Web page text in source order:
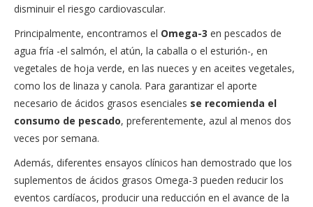
disminuir el riesgo cardiovascular.
Principalmente, encontramos el Omega-3 en pescados de
agua fría -el salmón, el atún, la caballa o el esturión-, en
vegetales de hoja verde, en las nueces y en aceites vegetales,
como los de linaza y canola. Para garantizar el aporte
necesario de ácidos grasos esenciales se recomienda el
consumo de pescado, preferentemente, azul al menos dos
veces por semana.
Además, diferentes ensayos clínicos han demostrado que los
suplementos de ácidos grasos Omega-3 pueden reducir los
eventos cardíacos, producir una reducción en el avance de la